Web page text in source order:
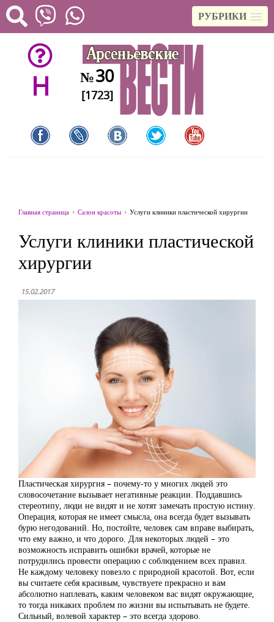
РУБРИКИ
H №30
[1723]
Главная страница Салон красоты Услуги клиники пластической хирургии
Услуги клиники пластической
хирургии
15.02.2017
Пластическая хирургия – почему-то у многих людей это
словосочетание вызывает негативные реакции. Поддавшись
стереотипу, люди не видят и не хотят замечать простую истину.
Операция, которая не имеет смысла, она всегда будет вызывать
бурю негодований. Но, постойте, человек сам вправе выбирать,
что ему важно, и что дорого. Для некоторых людей – это
возможность исправить ошибки врачей, которые не
потрудились провести операцию с соблюдением всех правил.
Не каждому человеку повезло с природной красотой. Вот, если
вы считаете себя красивым, чувствуете прекрасно и вам
абсолютно наплевать, каким человеком вас видят окружающие,
то тогда никаких проблем по жизни вы испытывать не будете.
Сильный, волевой характер – это всегда здорово.